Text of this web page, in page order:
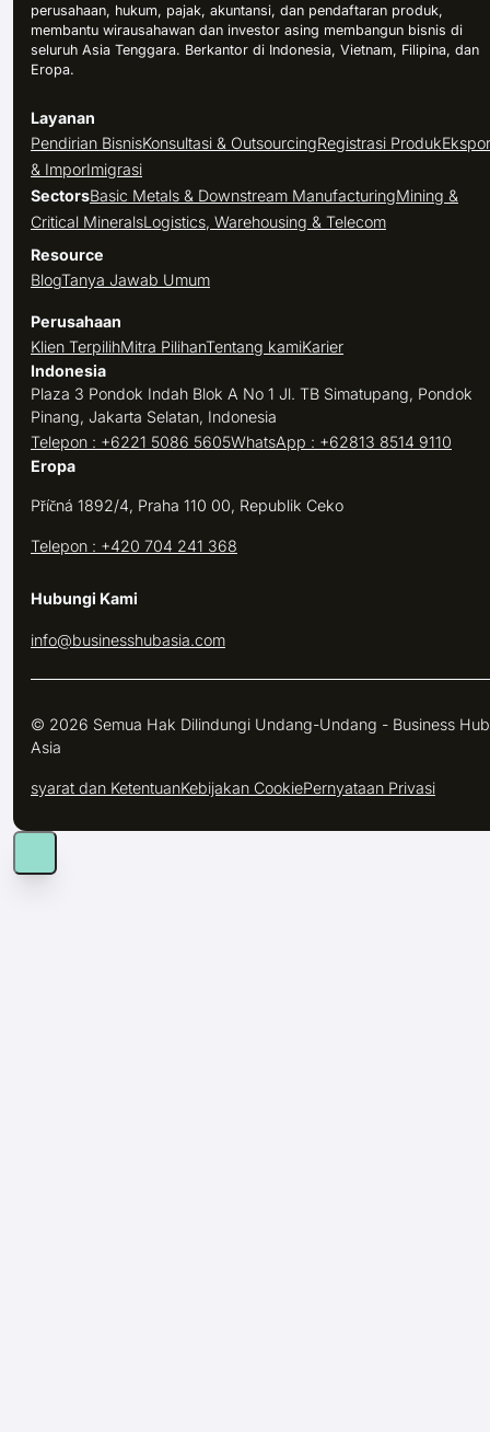
perusahaan, hukum, pajak, akuntansi, dan pendaftaran produk,
membantu wirausahawan dan investor asing membangun bisnis di
seluruh Asia Tenggara. Berkantor di Indonesia, Vietnam, Filipina, dan
Eropa.
Layanan
Pendirian BisnisKonsultasi & OutsourcingRegistrasi ProdukEkspor
& ImporImigrasi
SectorsBasic Metals & Downstream ManufacturingMining &
Critical MineralsLogistics, Warehousing & Telecom
Resource
BlogTanya Jawab Umum
Perusahaan
Klien TerpilihMitra PilihanTentang kamiKarier
Indonesia
Plaza 3 Pondok Indah Blok A No 1 Jl. TB Simatupang, Pondok
Pinang, Jakarta Selatan, Indonesia
Telepon : +6221 5086 5605WhatsApp : +62813 8514 9110
Eropa
Příčná 1892/4, Praha 110 00, Republik Ceko
Telepon : +420 704 241 368
Hubungi Kami
info@businesshubasia.com
© 2026 Semua Hak Dilindungi Undang-Undang - Business Hub
Asia
syarat dan KetentuanKebijakan CookiePernyataan Privasi